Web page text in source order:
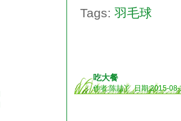
Tags: 羽毛球
吃大餐
作者:陈喆丫 日期:2015-